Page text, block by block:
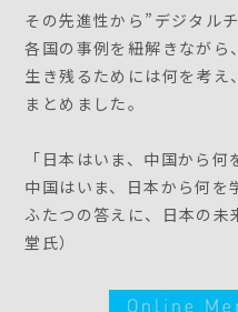
その先進性から”デジタル
各国の事例を紐解きながら
生き残るためには何を考え
まとめました。
「日本はいま、中国から何
中国はいま、日本から何を
ふたつの答えに、日本の未
堂氏）